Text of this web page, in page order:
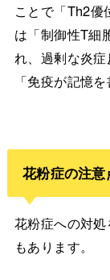
ことで「Th2優
は「制御性T細
れ、過剰な炎
「免疫が記憶
花粉症の注意
花粉症への対
もあります。